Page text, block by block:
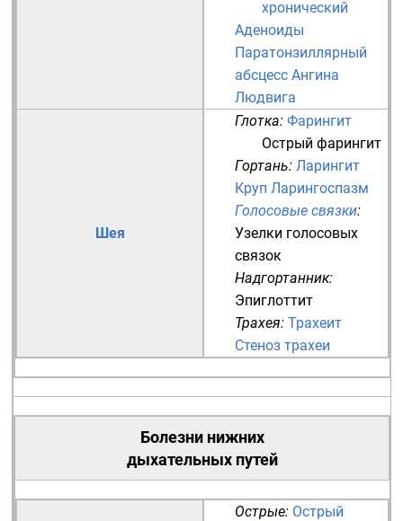
хронический
Аденоиды
Паратонзиллярный
абсцесс Ангина
Людвига
Шея
Глотка: Фарингит
Острый фарингит
Гортань: Ларингит
Круп Ларингоспазм
Голосовые связки:
Узелки голосовых
связок
Надгортанник:
Эпиглоттит
Трахея: Трахеит
Стеноз трахеи
Болезни нижних
дыхательных путей
Острые: Острый